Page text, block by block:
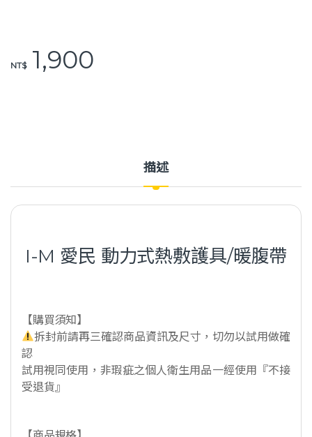
k
NT$1,900
描述
I-M 愛民 動力式熱敷護具/暖腹帶
【購買須知】
拆封前請再三確認商品資訊及尺寸，切勿以試用做確
認
試用視同使用，非瑕疵之個人衛生用品一經使用『不接
受退貨』